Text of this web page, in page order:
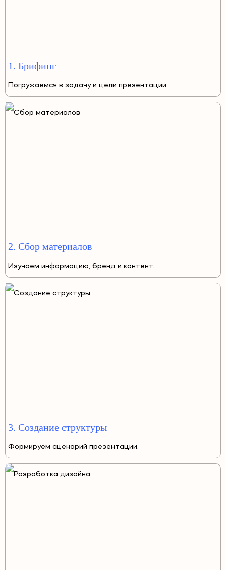
1. Брифинг
Погружаемся в задачу и цели презентации.
2. Сбор материалов
Изучаем информацию, бренд и контент.
3. Создание структуры
Формируем сценарий презентации.